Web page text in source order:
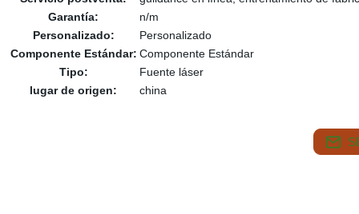
Garantía:
n/m
Personalizado:
Personalizado
Componente Estándar: Componente Estándar
Tipo:
Fuente láser
lugar de origen:
china